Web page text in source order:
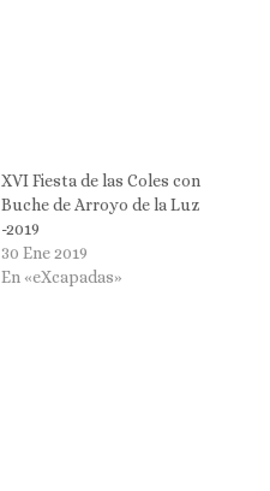
XVI Fiesta de las Coles con
Buche de Arroyo de la Luz
-2019
30 Ene 2019
En «eXcapadas»